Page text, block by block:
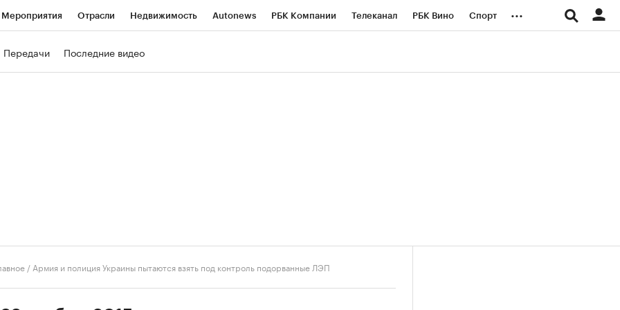
Мероприятия Отрасли Недвижимость Autonews РБК Компании Телеканал РБК Вино Спорт ...
Передачи Последние видео
/ Армия и полиция Украины пытаются взять под контроль подорванные ЛЭП